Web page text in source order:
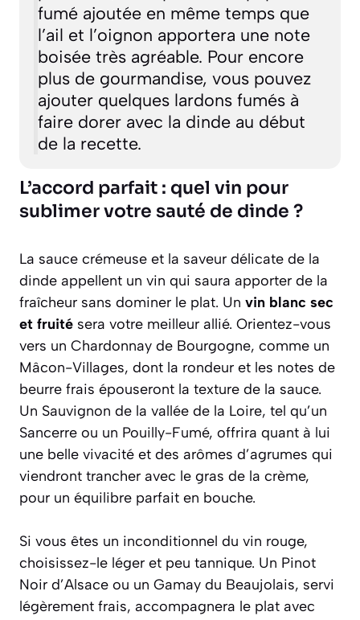
fumé ajoutée en même temps que
l’ail et l’oignon apportera une note
boisée très agréable. Pour encore
plus de gourmandise, vous pouvez
ajouter quelques lardons fumés à
faire dorer avec la dinde au début
de la recette.
L’accord parfait : quel vin pour
sublimer votre sauté de dinde ?
La sauce crémeuse et la saveur délicate de la
dinde appellent un vin qui saura apporter de la
fraîcheur sans dominer le plat. Un vin blanc sec
et fruité sera votre meilleur allié. Orientez-vous
vers un Chardonnay de Bourgogne, comme un
Mâcon-Villages, dont la rondeur et les notes de
beurre frais épouseront la texture de la sauce.
Un Sauvignon de la vallée de la Loire, tel qu’un
Sancerre ou un Pouilly-Fumé, offrira quant à lui
une belle vivacité et des arômes d’agrumes qui
viendront trancher avec le gras de la crème,
pour un équilibre parfait en bouche.
Si vous êtes un inconditionnel du vin rouge,
choisissez-le léger et peu tannique. Un Pinot
Noir d’Alsace ou un Gamay du Beaujolais, servi
légèrement frais, accompagnera le plat avec